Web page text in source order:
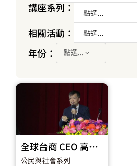
講座系列：
相關活動：
年份：
點選...
全球台商 CEO 高峰會：全球人才發展 - 如何培養在海外帶兵打仗的經理人？
公民與社會系列